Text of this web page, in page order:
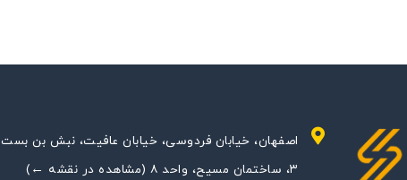
اصفهان، خیابان فردوسی، خیابان عافیت، نبش بن بست
۳، ساختمان مسیح، واحد ۸ (مشاهده در نقشه ←)